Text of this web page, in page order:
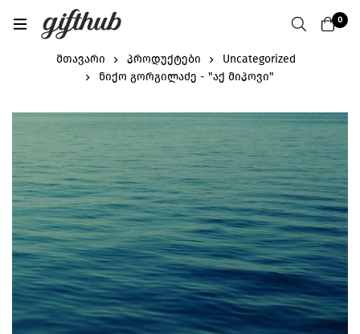
0
მთავარი პროდუქტები
Uncategorized
ნიქო გორგილაძე - "აქ მიპოვი"